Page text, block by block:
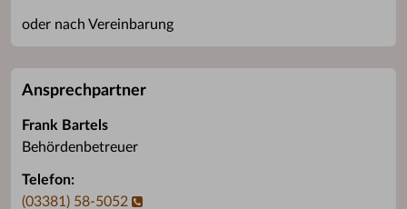
oder nach Vereinbarung
Ansprechpartner
Frank Bartels
Behördenbetreuer
Telefon:
(03381) 58-5052